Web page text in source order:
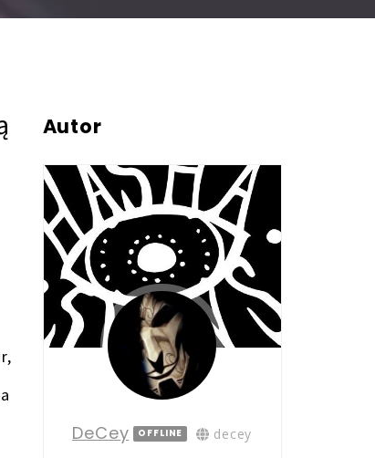
Autor
DeCey OFFLINE decey